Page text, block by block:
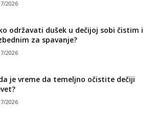
2026
održavati dušek u dečijoj sobi čistim i
za spavanje?
2026
je vreme da temeljno očistite dečiji
2026